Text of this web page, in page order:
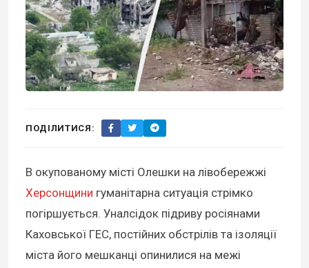
ПОДІЛИТИСЯ:
В окупованому місті Олешки на лівобережжі
Херсонщини гуманітарна ситуація стрімко
погіршується. Уналсідок підриву росіянами
Каховської ГЕС, постійних обстрілів та ізоляції
міста його мешканці опинилися на межі